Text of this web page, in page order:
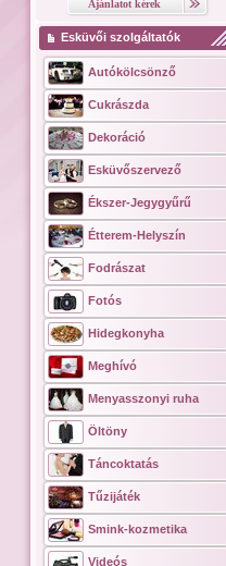
Esküvői szolgáltatók
Autókölcsönző
Cukrászda
Dekoráció
Esküvőszervező
Ékszer-Jegygyűrű
Étterem-Helyszín
Fodrászat
Fotós
Hidegkonyha
Meghívó
Menyasszonyi ruha
Öltöny
Táncoktatás
Tűzijáték
Smink-kozmetika
Videós